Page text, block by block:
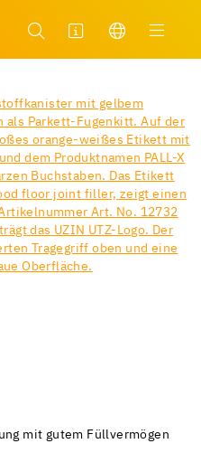
mit gutem Füllvermögen